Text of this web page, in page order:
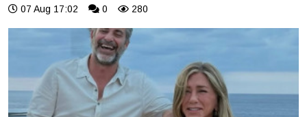
07 Aug 17:02 0 280